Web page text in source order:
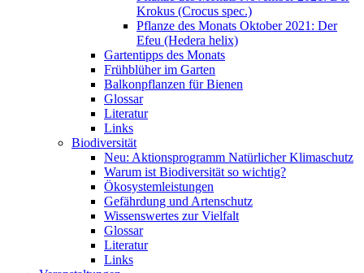
Krokus (Crocus spec.)
Pflanze des Monats Oktober 2021: Der
Efeu (Hedera helix)
Gartentipps des Monats
Frühblüher im Garten
Balkonpflanzen für Bienen
Glossar
Literatur
Links
Biodiversität
Neu: Aktionsprogramm Natürlicher Klimaschutz
Warum ist Biodiversität so wichtig?
Ökosystemleistungen
Gefährdung und Artenschutz
Wissenswertes zur Vielfalt
Glossar
Literatur
Links